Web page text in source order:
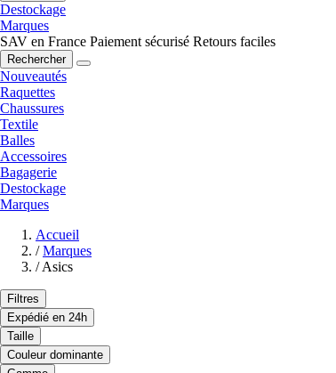
Destockage
Marques
SAV en France Paiement sécurisé Retours faciles
Rechercher
Nouveautés
Raquettes
Chaussures
Textile
Balles
Accessoires
Bagagerie
Destockage
Marques
Accueil
/ Marques
/ Asics
Filtres
Expédié en 24h
Taille
Couleur dominante